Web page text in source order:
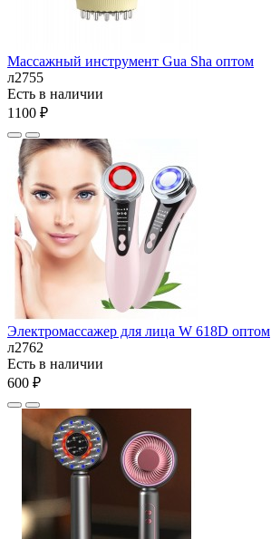
Массажный инструмент Gua Sha оптом
л2755
Есть в наличии
1100 ₽
Электромассажер для лица W 618D оптом
л2762
Есть в наличии
600 ₽